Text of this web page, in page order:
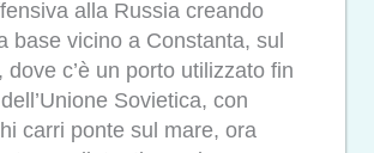
alla Russia creando
base vicino a Constanta, sul
dove c’è un porto utilizzato fin
Sovietica, con
carri ponte sul mare, ora